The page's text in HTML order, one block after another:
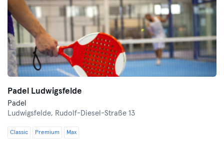
Padel Ludwigsfelde
Padel
Ludwigsfelde, Rudolf-Diesel-Straße 13
Classic Premium Max